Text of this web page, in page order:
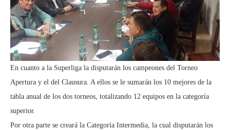
En cuanto a la Superliga la disputarán los campeones del Torneo
Apertura y el del Clausura. A ellos se le sumarán los 10 mejores de la
tabla anual de los dos torneos, totalizando 12 equipos en la categoría
superior.
Por otra parte se creará la Categoría Intermedia, la cual disputarán los